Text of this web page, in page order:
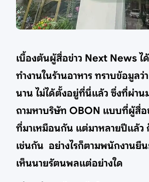
เบื้องต้นผู้สื่อข่าว Next News
ทำงานในร้านอาหาร ทราบข้อมูล
นาน ไม่ได้ตั้งอยู่ที่นี่แล้ว ซึ่งที่ผ่า
ถามหาบริษัท OBON แบบที่ผู้สื่อ
ที่มาเหมือนกัน แต่มาหลายปีแล้
เช่นกัน อย่างไรก็ตามพนักงานยืน
เห็นนายรัตนพลแต่อย่างใด